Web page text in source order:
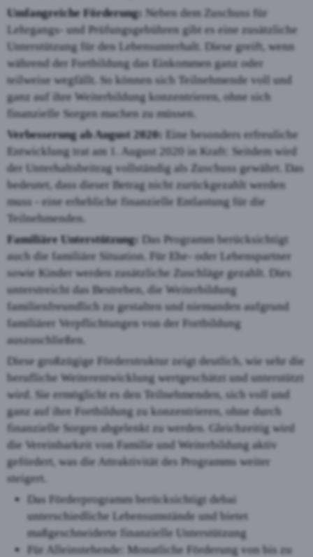
Umfangreiche Förderung: Neben dem Zuschuss für
Lehrgangs- und Prüfungsgebühren gibt es eine zusätzliche
Unterstützung für den Lebensunterhalt. Diese greift, wenn
während der Fortbildung das Einkommen ganz oder
teilweise wegfällt. So können sich Teilnehmende voll und
ganz auf ihre Weiterbildung konzentrieren, ohne sich
finanzielle Sorgen machen zu müssen.
Verbesserung ab August 2020:
Eine besonders erfreuliche
Entwicklung trat am 1. August 2020 in Kraft: Seitdem wird
der Unterhaltsbeitrag vollständig als Zuschuss gewährt. Das
bedeutet, dass dieser Betrag nicht zurückgezahlt werden
muss - eine erhebliche finanzielle Entlastung für die
Teilnehmenden.
Familiäre Unterstützung:
Das Programm berücksichtigt
auch die familiäre Situation. Für Ehe- oder Lebenspartner
sowie Kinder werden zusätzliche Zuschläge gezahlt. Dies
unterstreicht das Bestreben, die Weiterbildung
familienfreundlich zu gestalten und niemanden aufgrund
familiärer Verpflichtungen von der Fortbildung
auszuschließen.
Diese großzügige Förderstruktur zeigt deutlich, wie sehr die
berufliche Weiterentwicklung wertgeschätzt und unterstützt
wird. Sie ermöglicht es den Teilnehmenden, sich voll und
ganz auf ihre Fortbildung zu konzentrieren, ohne durch
finanzielle Sorgen abgelenkt zu werden. Gleichzeitig wird
die Vereinbarkeit von Familie und Weiterbildung aktiv
gefördert, was die Attraktivität des Programms weiter
steigert.
Das Förderprogramm berücksichtigt debai
unterschiedliche Lebensumstände und bietet
maßgeschneiderte finanzielle Unterstützung
Für Alleinstehende: Monatliche Förderung von bis zu